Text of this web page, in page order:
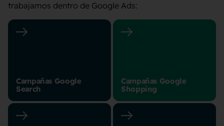
trabajamos dentro de Google Ads:
Campañas Google
Search
Campañas Google
Shopping